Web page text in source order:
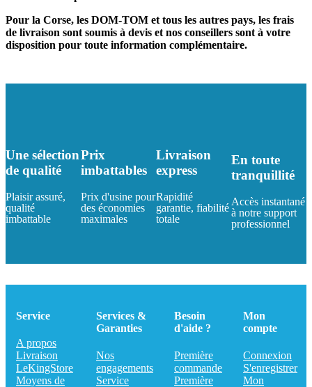
Pour la Corse, les DOM-TOM et tous les autres pays, les frais
de livraison sont soumis à devis et nos conseillers sont à votre
disposition pour toute information complémentaire.
Une sélection
de qualité
Plaisir assuré,
qualité
imbattable
Prix
imbattables
Prix d'usine pour
des économies
maximales
Livraison
express
Rapidité
garantie, fiabilité
totale
En toute
tranquillité
Accès instantané
à notre support
professionnel
Service
A propos
Livraison
LeKingStore
Moyens de
Services &
Garanties
Nos
engagements
Service
Besoin
d'aide ?
Première
commande
Première
Mon
compte
Connexion
S'enregistrer
Mon